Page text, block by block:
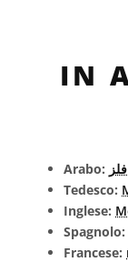
IN
Arabo: فلز
Tedesco:
Inglese:
Spagnolo:
Francese: